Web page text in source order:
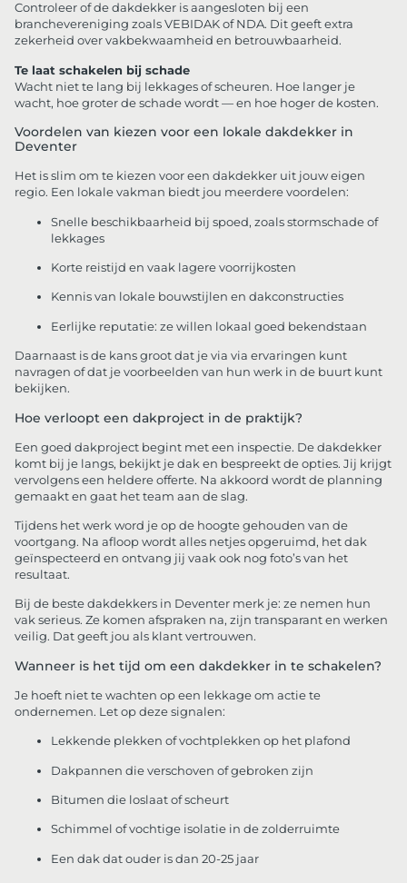
Controleer of de dakdekker is aangesloten bij een
branchevereniging zoals VEBIDAK of NDA. Dit geeft extra
zekerheid over vakbekwaamheid en betrouwbaarheid.
Te laat schakelen bij schade
Wacht niet te lang bij lekkages of scheuren. Hoe langer je
wacht, hoe groter de schade wordt — en hoe hoger de kosten.
Voordelen van kiezen voor een lokale dakdekker in
Deventer
Het is slim om te kiezen voor een dakdekker uit jouw eigen
regio. Een lokale vakman biedt jou meerdere voordelen:
Snelle beschikbaarheid bij spoed, zoals stormschade of
lekkages
Korte reistijd en vaak lagere voorrijkosten
Kennis van lokale bouwstijlen en dakconstructies
Eerlijke reputatie: ze willen lokaal goed bekendstaan
Daarnaast is de kans groot dat je via via ervaringen kunt
navragen of dat je voorbeelden van hun werk in de buurt kunt
bekijken.
Hoe verloopt een dakproject in de praktijk?
Een goed dakproject begint met een inspectie. De dakdekker
komt bij je langs, bekijkt je dak en bespreekt de opties. Jij krijgt
vervolgens een heldere offerte. Na akkoord wordt de planning
gemaakt en gaat het team aan de slag.
Tijdens het werk word je op de hoogte gehouden van de
voortgang. Na afloop wordt alles netjes opgeruimd, het dak
geïnspecteerd en ontvang jij vaak ook nog foto’s van het
resultaat.
Bij de beste dakdekkers in Deventer merk je: ze nemen hun
vak serieus. Ze komen afspraken na, zijn transparant en werken
veilig. Dat geeft jou als klant vertrouwen.
Wanneer is het tijd om een dakdekker in te schakelen?
Je hoeft niet te wachten op een lekkage om actie te
ondernemen. Let op deze signalen:
Lekkende plekken of vochtplekken op het plafond
Dakpannen die verschoven of gebroken zijn
Bitumen die loslaat of scheurt
Schimmel of vochtige isolatie in de zolderruimte
Een dak dat ouder is dan 20-25 jaar